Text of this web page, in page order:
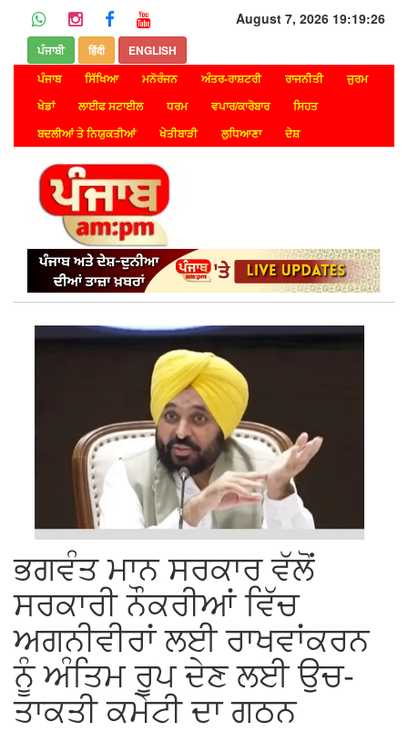
August 7, 2026 19:19:26
ਪੰਜਾਬੀ हिंदी
ENGLISH
ਪੰਜਾਬ
ਸਿੱਖਿਆ ਮਨੋਰੰਜਨ ਅੰਤਰ-ਰਾਸ਼ਟਰੀ ਰਾਜਨੀਤੀ
ਜੁਰਮ
ਖੇਡਾਂ
ਲਾਈਫ ਸਟਾਈਲ ਧਰਮ ਵਪਾਰ/ਕਾਰੋਬਾਰ
ਸਿਹਤ
ਬਦਲੀਆਂ ਤੇ ਨਿਯੁਕਤੀਆਂ
ਖੇਤੀਬਾੜੀ ਲੁਧਿਆਣਾ ਦੇਸ਼
ਭਗਵੰਤ ਮਾਨ ਸਰਕਾਰ ਵੱਲੋਂ
ਸਰਕਾਰੀ ਨੌਕਰੀਆਂ ਵਿੱਚ
ਅਗਨੀਵੀਰਾਂ ਲਈ ਰਾਖਵਾਂਕਰਨ
ਨੂੰ ਅੰਤਿਮ ਰੂਪ ਦੇਣ ਲਈ ਉਚ-
ਤਾਕਤੀ ਕਮੇਟੀ ਦਾ ਗਠਨ